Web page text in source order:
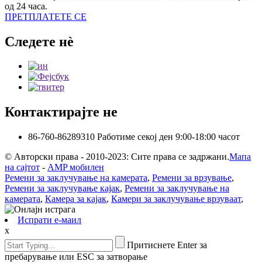
од 24 часа.
ПРЕТПЛАТЕТЕ СЕ
Следете нè
Контактирајте не
86-760-86289310 Работиме секој ден 9:00-18:00 часот
© Авторски права - 2010-2023: Сите права се задржани.Мапа
на сајтот - AMP мобилен
Ремени за заклучување на камерата, Ремени за врзување,
Ремени за заклучување кајак, Ремени за заклучување на
камерата, Камера за кајак, Камери за заклучување врзуваат,
Испрати е-маил
x
Притиснете Enter за
пребарување или ESC за затворање